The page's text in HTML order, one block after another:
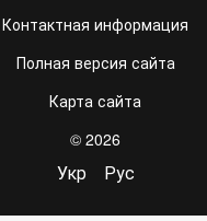
Контактная информация
Полная версия сайта
Карта сайта
© 2026
Укр Рус